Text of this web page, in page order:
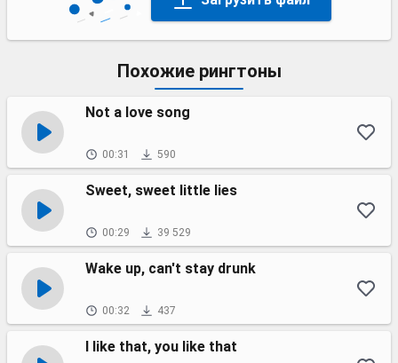
Похожие рингтоны
Not a love song
00:31 590
Sweet, sweet little lies
00:29 39 529
Wake up, can't stay drunk
00:32 437
I like that, you like that